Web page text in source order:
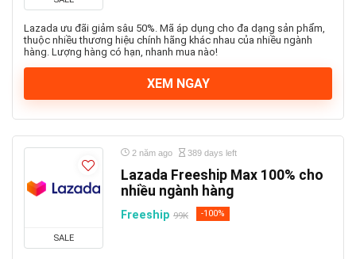
Lazada ưu đãi giảm sâu 50%. Mã áp dụng cho đa dạng sản phẩm,
thuộc nhiều thương hiệu chính hãng khác nhau của nhiều ngành
hàng. Lượng hàng có hạn, nhanh mua nào!
XEM NGAY
SALE
2 năm ago 389 days left
Lazada Freeship Max 100% cho
nhiều ngành hàng
Freeship 99K -100%